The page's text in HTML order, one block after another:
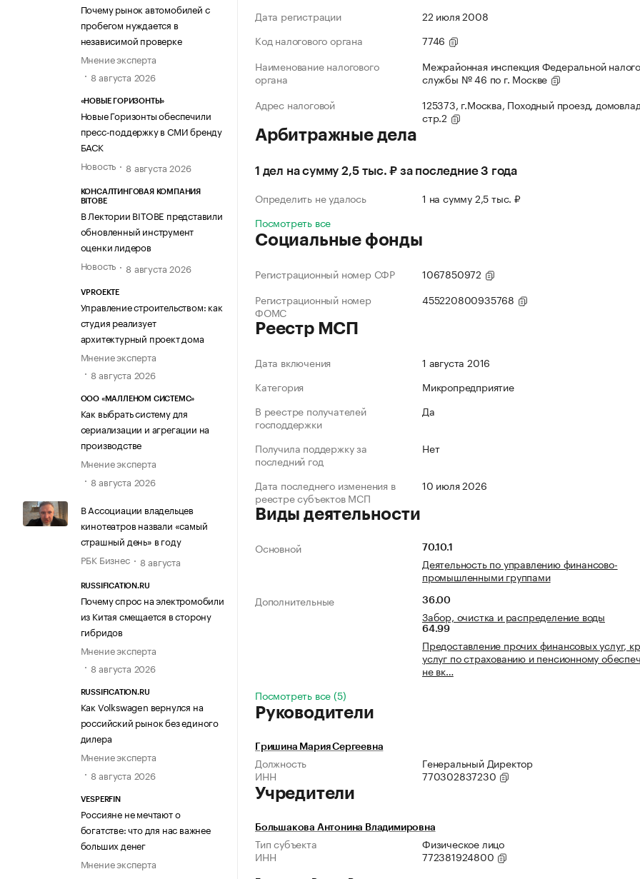
Почему рынок автомобилей с
пробегом нуждается в
независимой проверке
Мнение эксперта
8 августа 2026
«НОВЫЕ ГОРИЗОНТЫ»
Новые Горизонты обеспечили
пресс-поддержку в СМИ бренду
БАСК
Новость
8 августа 2026
КОНСАЛТИНГОВАЯ КОМПАНИЯ
BITOBE
В Лектории BITOBE представили
обновленный инструмент
оценки лидеров
Новость
8 августа 2026
VPROEKTE
Управление строительством: как
студия реализует
архитектурный проект дома
Мнение эксперта
8 августа 2026
ООО «МАЛЛЕНОМ СИСТЕМС»
Как выбрать систему для
сериализации и агрегации на
производстве
Мнение эксперта
8 августа 2026
В Ассоциации владельцев
кинотеатров назвали «самый
страшный день» в году
РБК Бизнес
8 августа
RUSSIFICATION.RU
Почему спрос на электромобили
из Китая смещается в сторону
гибридов
Мнение эксперта
8 августа 2026
RUSSIFICATION.RU
Как Volkswagen вернулся на
российский рынок без единого
дилера
Мнение эксперта
8 августа 2026
VESPERFIN
Россияне не мечтают о
богатстве: что для нас важнее
больших денег
Мнение эксперта
Дата регистрации
22 июля 2008
Код налогового органа
7746
Наименование налогового
органа
Межрайонная инспекция Федеральной
службы № 46 по г. Москве
Адрес налоговой
125373, г.Москва, Походный проезд,
стр.2
Арбитражные дела
1 дел на сумму 2,5 тыс. ₽ за последние 3 года
Определить не удалось
1 на сумму 2,5 тыс. ₽
Посмотреть все
Социальные фонды
Регистрационный номер СФР
1067850972
Регистрационный номер
ФОМС
455220800935768
Реестр МСП
Дата включения
1 августа 2016
Категория
Микропредприятие
В реестре получателей
господдержки
Да
Получила поддержку за
последний год
Нет
Дата последнего изменения в
реестре субъектов МСП
10 июля 2026
Виды деятельности
Основной 70.10.1
Деятельность по управлению финансово-
промышленными группами
Дополнительные
36.00
Забор, очистка и распределение воды
64.99
Предоставление прочих финансовых услуг,
услуг по страхованию и пенсионному
не вк…
Посмотреть все (5)
Руководители
Гришина Мария Сергеевна
Должность
Генеральный Директор
ИНН
770302837230
Учредители
Большакова Антонина Владимировна
Тип субъекта
Физическое лицо
ИНН
772381924800